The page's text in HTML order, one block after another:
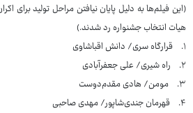
(این فیلم‌ها به دلیل پایان نیافتن مراحل تولید برای
هیات انتخاب جشنواره رد شدند.)
۱. قرارگاه سری/ دانش اقباشاوی
۲. راه شیری/ علی جعفرآبادی
۳. مومن/ هادی مقدم‌دوست
۴. قهرمان جندی‌شاپور/ مهدی صاحبی